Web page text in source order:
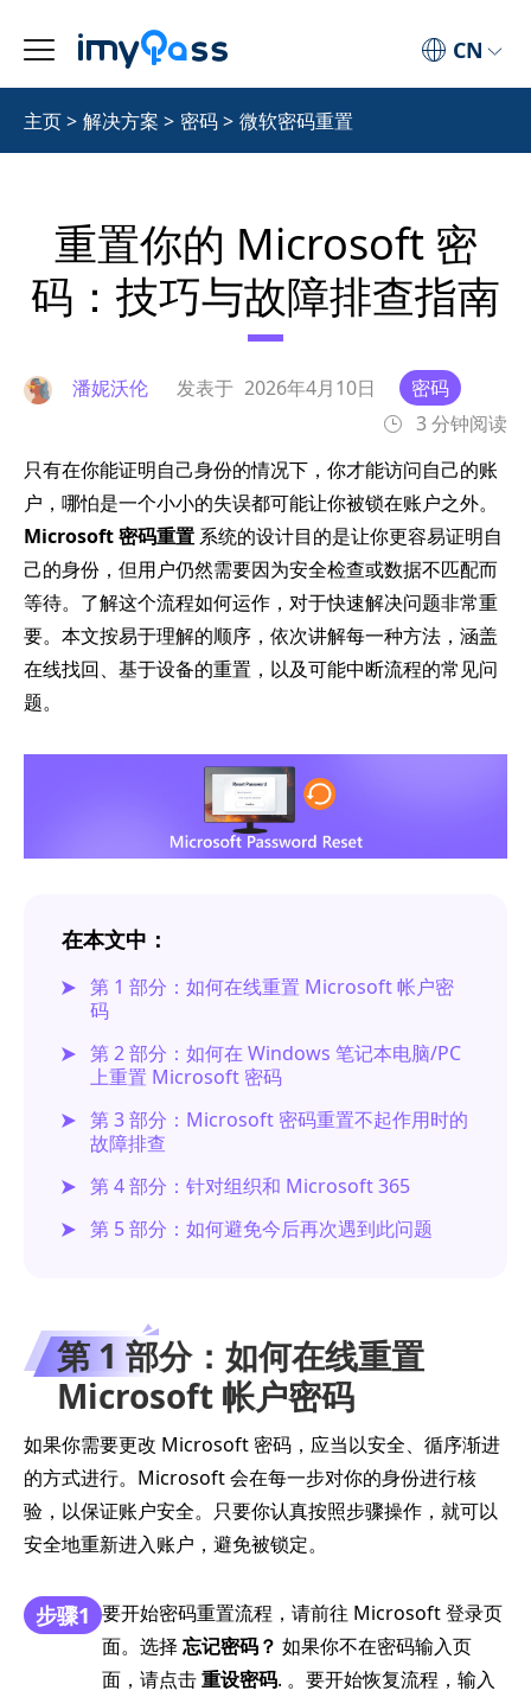
CN
主页> 解决方案 > 密码> 微软密码重置
重置你的 Microsoft 密
码：技巧与故障排查指南
潘妮沃伦 发表于 2026年4月10日
密码
3 分钟阅读
只有在你能证明自己身份的情况下，你才能访问自己的账
户，哪怕是一个小小的失误都可能让你被锁在账户之外。
Microsoft 密码重置 系统的设计目的是让你更容易证明自
己的身份，但用户仍然需要因为安全检查或数据不匹配而
等待。了解这个流程如何运作，对于快速解决问题非常重
要。本文按易于理解的顺序，依次讲解每一种方法，涵盖
在线找回、基于设备的重置，以及可能中断流程的常见问
题。
在本文中：
第 1 部分：如何在线重置 Microsoft 帐户密
码
第 2 部分：如何在 Windows 笔记本电脑/PC
上重置 Microsoft 密码
第 3 部分：Microsoft 密码重置不起作用时的
故障排查
第 4 部分：针对组织和 Microsoft 365
第 5 部分：如何避免今后再次遇到此问题
第 1 部分：如何在线重置
Microsoft 帐户密码
如果你需要更改 Microsoft 密码，应当以安全、循序渐进
的方式进行。Microsoft 会在每一步对你的身份进行核
验，以保证账户安全。只要你认真按照步骤操作，就可以
安全地重新进入账户，避免被锁定。
步骤1 要开始密码重置流程，请前往 Microsoft 登录页
面。选择 忘记密码？ 如果你不在密码输入页
面，请点击重设密码. 。要开始恢复流程，输入